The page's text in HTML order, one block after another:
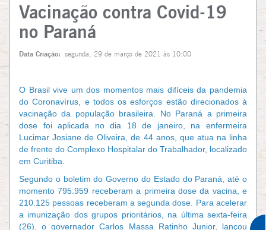
Vacinação contra Covid-19
no Paraná
Data Criação: segunda, 29 de março de 2021 às 10:00
O Brasil vive um dos momentos mais difíceis da pandemia
do Coronavírus, e todos os esforços estão direcionados à
vacinação da população brasileira. No Paraná a primeira
dose foi aplicada no dia 18 de janeiro, na enfermeira
Lucimar Josiane de Oliveira, de 44 anos, que atua na linha
de frente do Complexo Hospitalar do Trabalhador, localizado
em Curitiba.
Segundo o boletim do Governo do Estado do Paraná, até o
momento 795.959 receberam a primeira dose da vacina, e
210.125 pessoas receberam a segunda dose. Para acelerar
a imunização dos grupos prioritários, na última sexta-feira
(26), o governador Carlos Massa Ratinho Junior, lançou